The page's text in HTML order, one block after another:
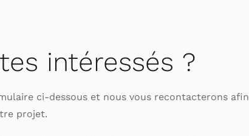
intéressés ?
ci-dessous et nous vous recontacterons afin
projet.